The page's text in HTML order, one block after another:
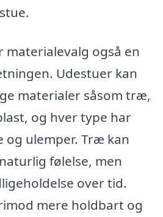
materialevalg også en
Udestuer kan
materialer såsom træ,
og hver type har
og ulemper. Træ kan
følelse, men
over tid.
mere holdbart og